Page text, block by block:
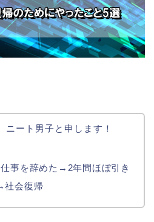
ニート男子と申します！
事を辞めた→2年間ほぼ引き
社会復帰